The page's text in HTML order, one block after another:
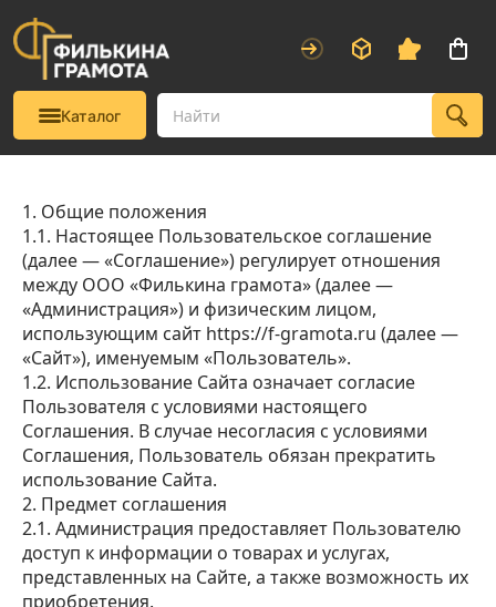
Каталог
1. Общие положения
1.1. Настоящее Пользовательское соглашение
(далее — «Соглашение») регулирует отношения
между ООО «Филькина грамота» (далее —
«Администрация») и физическим лицом,
использующим сайт https://f-gramota.ru (далее —
«Сайт»), именуемым «Пользователь».
1.2. Использование Сайта означает согласие
Пользователя с условиями настоящего
Соглашения. В случае несогласия с условиями
Соглашения, Пользователь обязан прекратить
использование Сайта.
2. Предмет соглашения
2.1. Администрация предоставляет Пользователю
доступ к информации о товарах и услугах,
представленных на Сайте, а также возможность их
приобретения.